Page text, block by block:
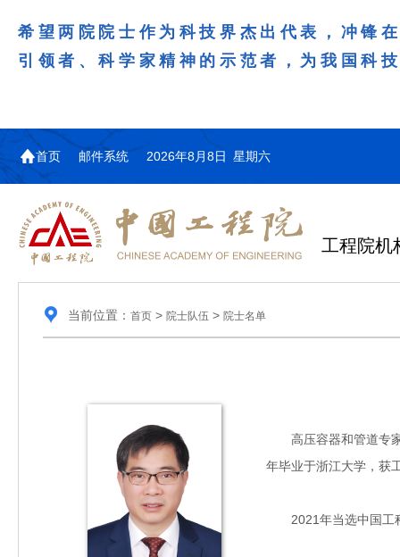
希望两院院士作为科技界杰出代表，冲锋
引领者、科学家精神的示范者，为我国科
首页 邮件系统 2026年8月8日 星期六
工程院机
当前位置： 首页> 院士队伍 > 院士名单
高压容器和管道专家
年毕业于浙江大学，获
2021年当选中国工